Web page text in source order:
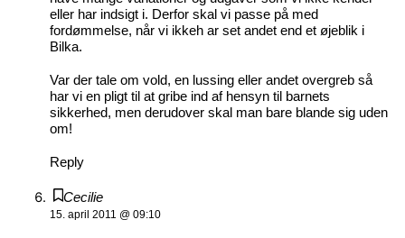
eller har indsigt i. Derfor skal vi passe på med
fordømmelse, når vi ikkeh ar set andet end et øjeblik i
Bilka.
Var der tale om vold, en lussing eller andet overgreb så
har vi en pligt til at gribe ind af hensyn til barnets
sikkerhed, men derudover skal man bare blande sig uden
om!
Reply
Cecilie
15. april 2011 @ 09:10